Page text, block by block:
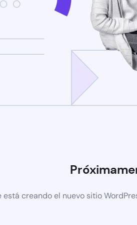
está creando el nuevo sitio